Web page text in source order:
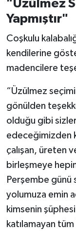
"Üzülmez
Yapmıştır"
Coşkulu
kendilerine
madencilere
“Üzülmez
gönülden
olduğu gibi
edeceğimizden
çalışan, üreten
birleşmeye
Perşembe günü
yolumuza emin
kimsenin
katılamayan